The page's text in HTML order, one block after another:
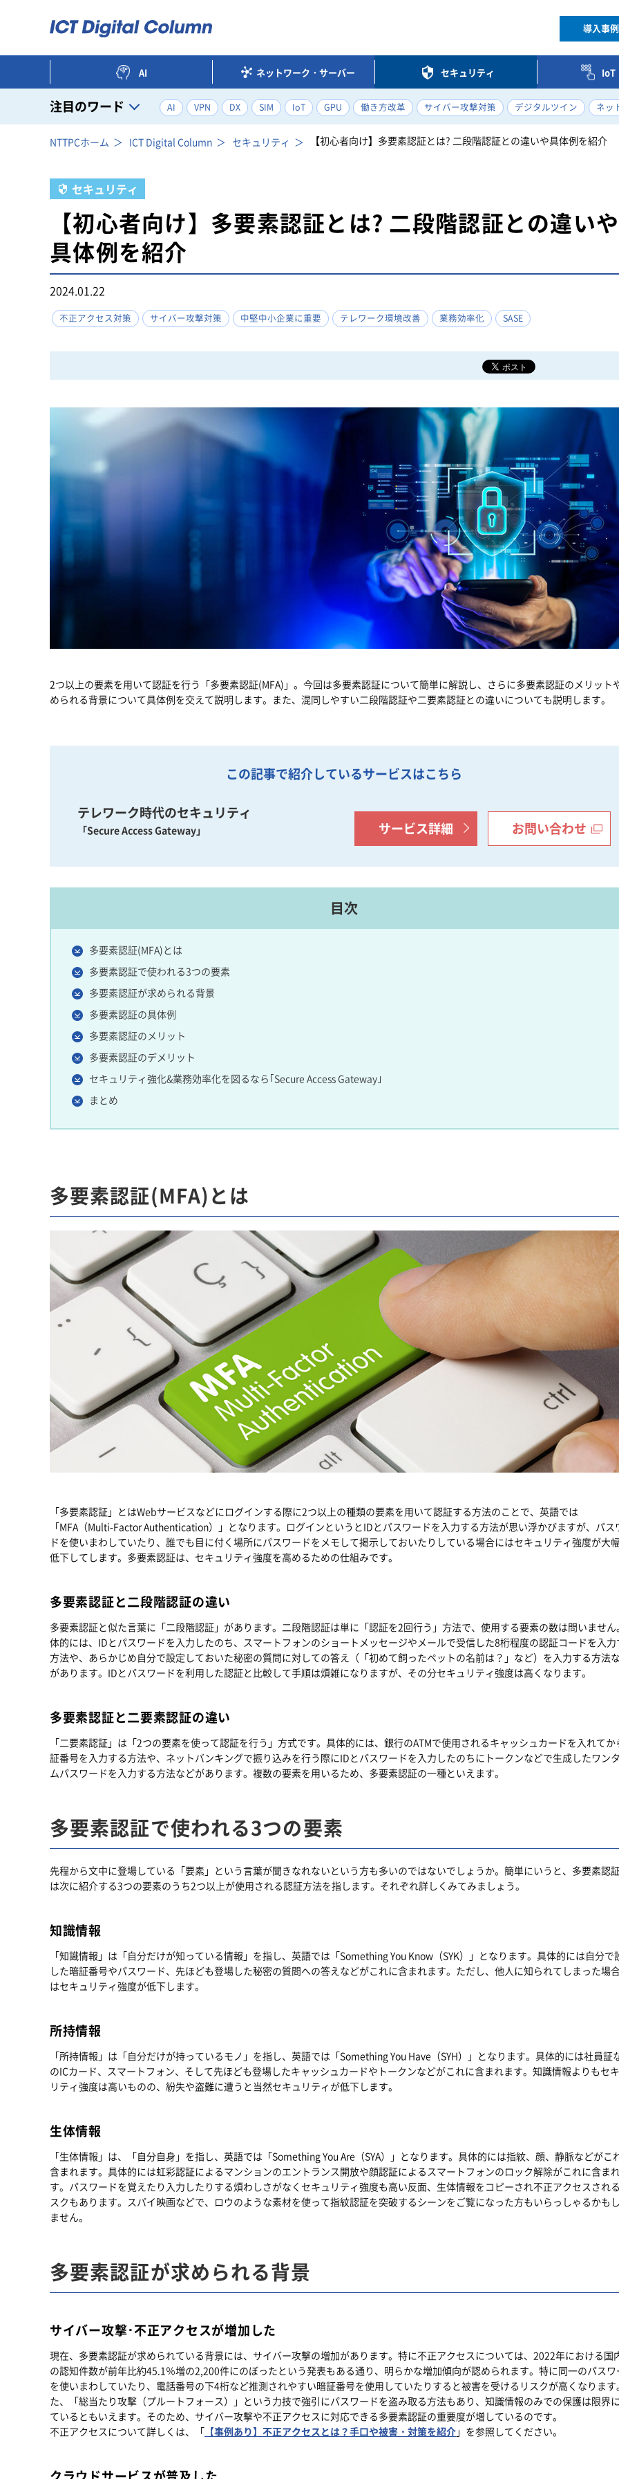
導入事例
AI ネットワーク・サーバー セキュリティ IoT
注目のワード AI VPN DX SIM IoT GPU 働き方改革 サイバー攻撃対策 デジタルツイン ネッ
NTTPCホーム ICT Digital Column セキュリティ 【初心者向け】多要素認証とは? 二段階認証との違いや具体例を紹介
セキュリティ
【初心者向け】多要素認証とは? 二段階認証との違いや
具体例を紹介
2024.01.22
不正アクセス対策 サイバー攻撃対策 中堅中小企業に重要 テレワーク環境改善 業務効率化 SASE
2つ以上の要素を用いて認証を行う「多要素認証(MFA)」。今回は多要素認証について簡単に解説し、さらに多要素認証のメリット
められる背景について具体例を交えて説明します。また、混同しやすい二段階認証や二要素認証との違いについても説明します。
この記事で紹介しているサービスはこちら
テレワーク時代のセキュリティ
「Secure Access Gateway」 サービス詳細 お問い合わせ
目次
多要素認証(MFA)とは
多要素認証で使われる3つの要素
多要素認証が求められる背景
多要素認証の具体例
多要素認証のメリット
多要素認証のデメリット
セキュリティ強化&業務効率化を図るなら｢Secure Access Gateway｣
まとめ
多要素認証(MFA)とは
「多要素認証」とはWebサービスなどにログインする際に2つ以上の種類の要素を用いて認証する方法のことで、英語では
「MFA（Multi-Factor Authentication）」となります。ログインというとIDとパスワードを入力する方法が思い浮かびますが、パス
ドを使いまわしていたり、誰でも目に付く場所にパスワードをメモして掲示しておいたりしている場合にはセキュリティ強度が大
低下してします。多要素認証は、セキュリティ強度を高めるための仕組みです。
多要素認証と二段階認証の違い
多要素認証と似た言葉に「二段階認証」があります。二段階認証は単に「認証を2回行う」方法で、使用する要素の数は問いません
体的には、IDとパスワードを入力したのち、スマートフォンのショートメッセージやメールで受信した8桁程度の認証コードを入力
方法や、あらかじめ自分で設定しておいた秘密の質問に対しての答え（「初めて飼ったペットの名前は？」など）を入力する方法
があります。IDとパスワードを利用した認証と比較して手順は煩雑になりますが、その分セキュリティ強度は高くなります。
多要素認証と二要素認証の違い
「二要素認証」は「2つの要素を使って認証を行う」方式です。具体的には、銀行のATMで使用されるキャッシュカードを入れてか
証番号を入力する方法や、ネットバンキングで振り込みを行う際にIDとパスワードを入力したのちにトークンなどで生成したワン
ムパスワードを入力する方法などがあります。複数の要素を用いるため、多要素認証の一種といえます。
多要素認証で使われる3つの要素
先程から文中に登場している「要素」という言葉が聞きなれないという方も多いのではないでしょうか。簡単にいうと、多要素認
は次に紹介する3つの要素のうち2つ以上が使用される認証方法を指します。それぞれ詳しくみてみましょう。
知識情報
「知識情報」は「自分だけが知っている情報」を指し、英語では「Something You Know（SYK）」となります。具体的には自分で
した暗証番号やパスワード、先ほども登場した秘密の質問への答えなどがこれに含まれます。ただし、他人に知られてしまった場
はセキュリティ強度が低下します。
所持情報
「所持情報」は「自分だけが持っているモノ」を指し、英語では「Something You Have（SYH）」となります。具体的には社員証
のICカード、スマートフォン、そして先ほども登場したキャッシュカードやトークンなどがこれに含まれます。知識情報よりもセ
リティ強度は高いものの、紛失や盗難に遭うと当然セキュリティが低下します。
生体情報
「生体情報」は、「自分自身」を指し、英語では「Something You Are（SYA）」となります。具体的には指紋、顔、静脈などがこ
含まれます。具体的には虹彩認証によるマンションのエントランス開放や顔認証によるスマートフォンのロック解除がこれに含ま
す。パスワードを覚えたり入力したりする煩わしさがなくセキュリティ強度も高い反面、生体情報をコピーされ不正アクセスされ
スクもあります。スパイ映画などで、ロウのような素材を使って指紋認証を突破するシーンをご覧になった方もいらっしゃるかも
ません。
多要素認証が求められる背景
サイバー攻撃･不正アクセスが増加した
現在、多要素認証が求められている背景には、サイバー攻撃の増加があります。特に不正アクセスについては、2022年における国
の認知件数が前年比約45.1％増の2,200件にのぼったという発表もある通り、明らかな増加傾向が認められます。特に同一のパスワ
を使いまわしていたり、電話番号の下4桁など推測されやすい暗証番号を使用していたりすると被害を受けるリスクが高くなります
た、「総当たり攻撃（プルートフォース）」という力技で強引にパスワードを盗み取る方法もあり、知識情報のみでの保護は限界
ているともいえます。そのため、サイバー攻撃や不正アクセスに対応できる多要素認証の重要度が増しているのです。
不正アクセスについて詳しくは、「 【事例あり】不正アクセスとは？手口や被害・対策を紹介 」を参照してください。